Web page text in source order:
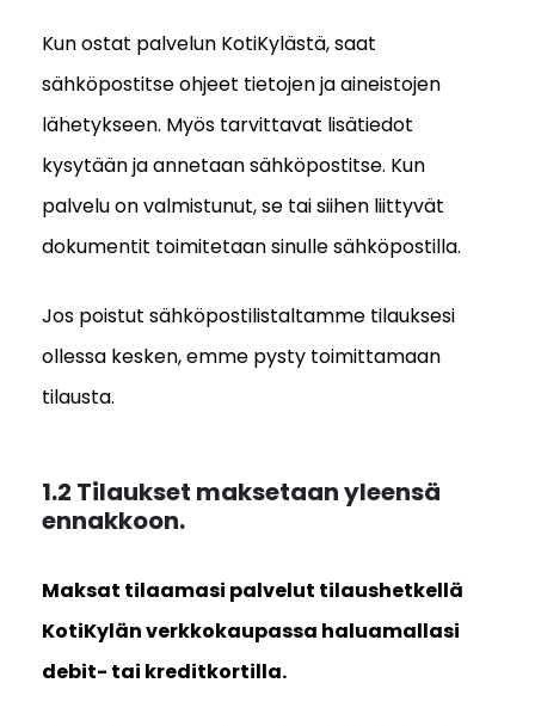
Kun ostat palvelun KotiKylästä, saat
sähköpostitse ohjeet tietojen ja aineistojen
lähetykseen. Myös tarvittavat lisätiedot
kysytään ja annetaan sähköpostitse. Kun
palvelu on valmistunut, se tai siihen liittyvät
dokumentit toimitetaan sinulle sähköpostilla.
Jos poistut sähköpostilistaltamme tilauksesi
ollessa kesken, emme pysty toimittamaan
tilausta.
1.2 Tilaukset maksetaan yleensä
ennakkoon.
Maksat tilaamasi palvelut tilaushetkellä
KotiKylän verkkokaupassa haluamallasi
debit- tai kreditkortilla.